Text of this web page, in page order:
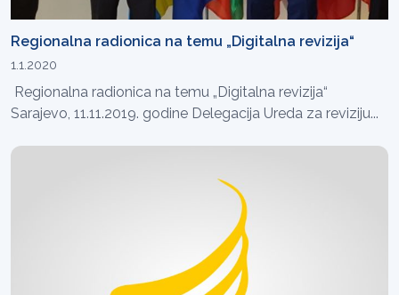
Regionalna radionica na temu „Digitalna revizija“
1.1.2020
Regionalna radionica na temu „Digitalna revizija“
Sarajevo, 11.11.2019. godine Delegacija Ureda za reviziju...